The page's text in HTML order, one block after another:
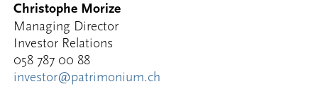
Christophe Morize
Managing Director
Investor Relations
058 787 00 88
investor@patrimonium.ch